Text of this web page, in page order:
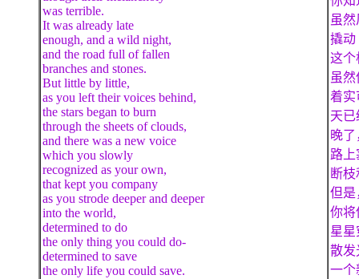
was terrible.
It was already late
enough, and a wild night,
and the road full of fallen
branches and stones.
But little by little,
as you left their voices behind,
the stars began to burn
through the sheets of clouds,
and there was a new voice
which you slowly
recognized as your own,
that kept you company
as you strode deeper and deeper
into the world,
determined to do
the only thing you could do-
determined to save
the only life you could save.
虽
撬动
这个
虽
着实
天已
晚
路上
断
但是
你将
星星
散发
一个